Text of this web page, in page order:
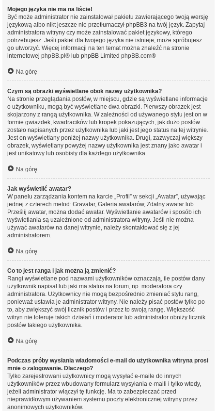
Mojego języka nie ma na liście!
Być może administrator nie zainstalował pakietu zawierającego twoją wersję
językową albo nikt jeszcze nie przetłumaczył phpBB3 na twój język. Zapytaj
administratora witryny czy może zainstalować pakiet językowy, którego
potrzebujesz. Jeśli pakiet dla twojego języka nie istnieje, może spróbujesz
go utworzyć. Więcej informacji na ten temat można znaleźć na stronie
internetowej phpBB.pl ® lub phpBB Limited phpBB.com®
Na górę
Czym są obrazki wyświetlane obok nazwy użytkownika?
Na stronie przeglądania postów, w miejscu, gdzie są wyświetlane informacje
o użytkowniku, mogą być wyświetlane dwa obrazki. Pierwszy obrazek jest
skojarzony z rangą użytkownika. W zależności od używanego stylu jest on w
formie gwiazdek, kwadracików lub kropek pokazujących, jak dużo postów
zostało napisanych przez użytkownika lub jaki jest jego status na tej witrynie.
Jest on wyświetlany poniżej nazwy użytkownika. Drugi, zazwyczaj większy
obrazek, wyświetlany powyżej nazwy użytkownika jest znany jako awatar i
jest unikatowy lub osobisty dla każdego użytkownika.
Na górę
Jak wyświetlić awatar?
W panelu zarządzania kontem na karcie „Profil” w sekcji „Awatar”, używając
jednej z czterech metod: Gravatar, Galeria awatarów, Zdalny awatar lub
Prześlij awatar, można dodać awatar. Wyświetlanie awatarów i sposób ich
wyświetlania są uzależnione od administratora witryny. Jeśli nie można
używać awatarów na danej witrynie, należy skontaktować się z jej
administratorem.
Na górę
Co to jest ranga i jak można ją zmienić?
Rangi wyświetlane pod nazwami użytkowników oznaczają, ile postów dany
użytkownik napisał lub jaki ma status na forum, np. moderatora czy
administratora. Użytkownicy nie mogą bezpośrednio zmieniać stylu rang,
ponieważ ustawia je administrator witryny. Nie należy pisać postów tylko po
to, aby zwiększyć swój licznik postów i przez to swoją rangę. Większość
witryn nie toleruje takich działań i moderator lub administrator obniży licznik
postów takiego użytkownika.
Na górę
Podczas próby wysłania wiadomości e-mail do użytkownika witryna prosi
mnie o zalogowanie. Dlaczego?
Tylko zarejestrowani użytkownicy mogą wysyłać e-maile do innych
użytkowników przez wbudowany formularz wysyłania e-maili i tylko wtedy,
jeżeli administrator włączył tę funkcję. Ma to zabezpieczać przed
nieprawidłowym używaniem systemu poczty elektronicznej witryny przez
anonimowych użytkowników.